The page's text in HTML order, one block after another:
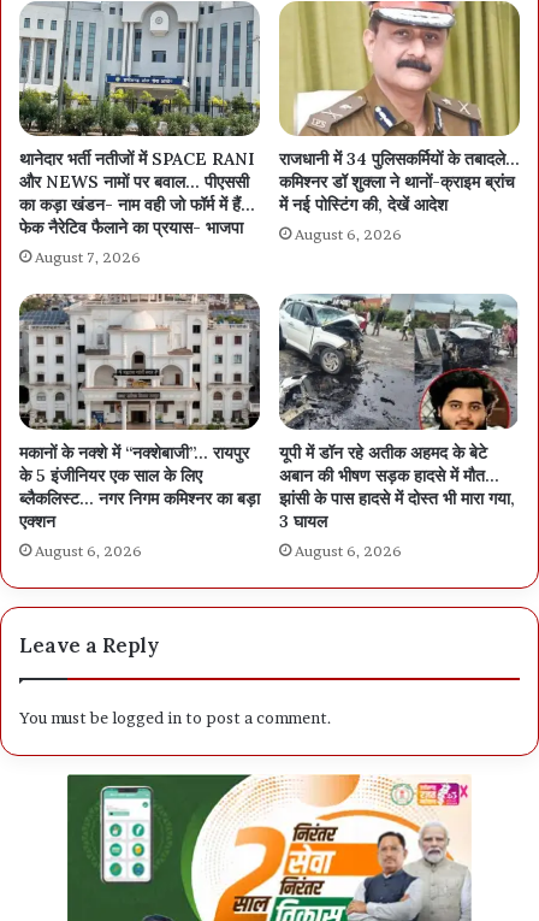
थानेदार भर्ती नतीजों में SPACE RANI
और NEWS नामों पर बवाल… पीएससी
का कड़ा खंडन- नाम वही जो फॉर्म में हैं…
फेक नैरेटिव फैलाने का प्रयास- भाजपा
August 7, 2026
राजधानी में 34 पुलिसकर्मियों के तबादले…
कमिश्नर डॉ शुक्ला ने थानों-क्राइम ब्रांच
में नई पोस्टिंग की, देखें आदेश
August 6, 2026
मकानों के नक्शे में “नक्शेबाजी”… रायपुर
के 5 इंजीनियर एक साल के लिए
ब्लैकलिस्ट… नगर निगम कमिश्नर का बड़ा
एक्शन
August 6, 2026
यूपी में डॉन रहे अतीक अहमद के बेटे
अबान की भीषण सड़क हादसे में मौत…
झांसी के पास हादसे में दोस्त भी मारा गया,
3 घायल
August 6, 2026
Leave a Reply
You must belogged into post a comment.